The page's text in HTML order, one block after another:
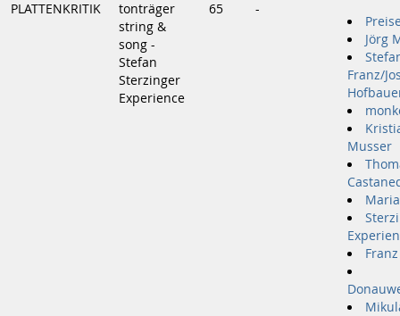
PLATTENKRITIK
tonträger
string &
song -
Stefan
Sterzinger
Experience
65 -
Jörg
Franz/
Musser